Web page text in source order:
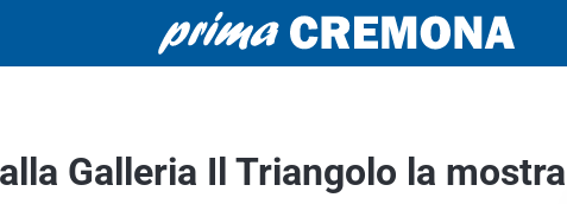
Galleria Il Triangolo la mostra